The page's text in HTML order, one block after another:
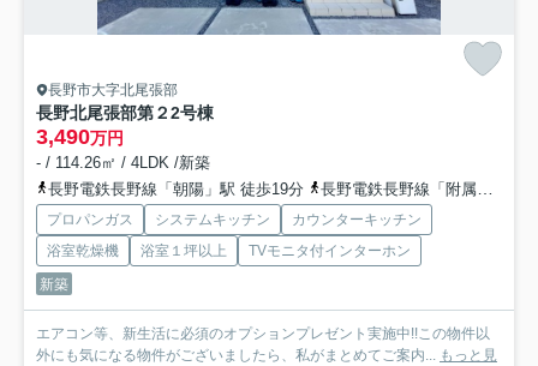
長野市大字北尾張部
長野北尾張部第２2号棟
3,490万円
- / 114.26㎡ / 4LDK /新築
長野電鉄長野線「朝陽」駅 徒歩19分
長野電鉄長野線「附属中学前」駅 徒歩20分
プロパンガス システムキッチン
カウンターキッチン
浴室乾燥機
浴室１坪以上
TVモニタ付インターホン
新築
エアコン等、新生活に必須のオプションプレゼント実施中!!この物件以
外にも気になる物件がございましたら、私がまとめてご案内... もっと見